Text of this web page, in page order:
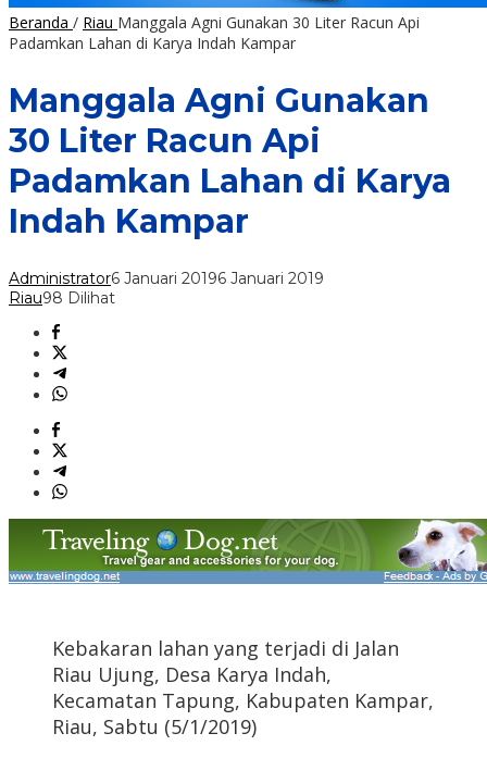
Beranda / Riau Manggala Agni Gunakan 30 Liter Racun Api
Padamkan Lahan di Karya Indah Kampar
Manggala Agni Gunakan
30 Liter Racun Api
Padamkan Lahan di Karya
Indah Kampar
Administrator6 Januari 20196 Januari 2019
Riau98 Dilihat
Kebakaran lahan yang terjadi di Jalan
Riau Ujung, Desa Karya Indah,
Kecamatan Tapung, Kabupaten Kampar,
Riau, Sabtu (5/1/2019)